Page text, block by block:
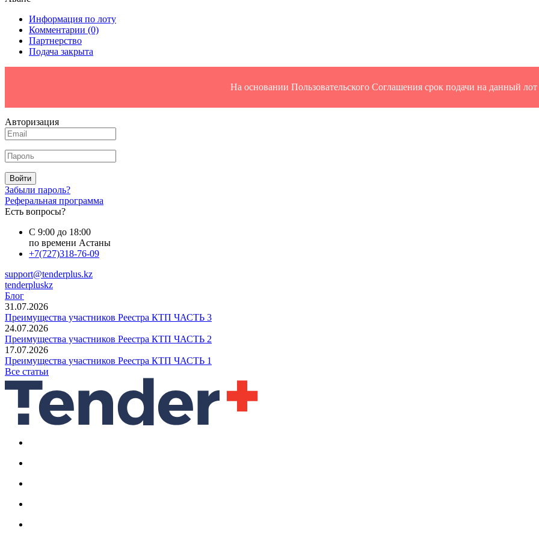
Информация по лоту
Комментарии (0)
Партнерство
Подача закрыта
На основании Пользовательского Соглашения срок подачи на данный лот
Авторизация
Войти
Забыли пароль?
Реферальная программа
Есть вопросы?
С 9:00 до 18:00
по времени Астаны
+7(727)318-76-09
support@tenderplus.kz
tenderpluskz
Блог
31.07.2026
Преимущества участников Реестра КТП ЧАСТЬ 3
24.07.2026
Преимущества участников Реестра КТП ЧАСТЬ 2
17.07.2026
Преимущества участников Реестра КТП ЧАСТЬ 1
Все статьи